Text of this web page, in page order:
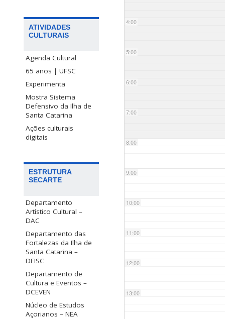
ATIVIDADES
CULTURAIS
Agenda Cultural
65 anos | UFSC
Experimenta
Mostra Sistema
Defensivo da Ilha de
Santa Catarina
Ações culturais
digitais
ESTRUTURA
SECARTE
Departamento
Artístico Cultural –
DAC
Departamento das
Fortalezas da Ilha de
Santa Catarina –
DFISC
Departamento de
Cultura e Eventos –
DCEVEN
Núcleo de Estudos
Açorianos – NEA
4:00
5:00
6:00
7:00
8:00
9:00
10:00
11:00
12:00
13:00